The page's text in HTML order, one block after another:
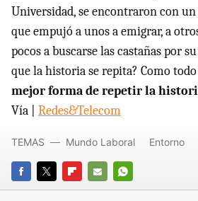
Universidad, se encontraron con
que empujó a unos a emigrar, a
pocos a buscarse las castañas por
que la historia se repita? Como
mejor forma de repetir la
Vía | Redes&Telecom
FACEBOOK
TWITTERFLIPBOARD
E-
WHATSAPP
TEMAS Mundo Laboral Entorno